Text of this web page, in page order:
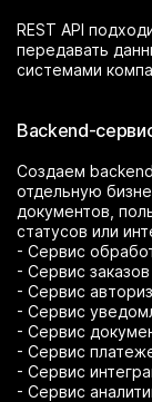
REST API
передавать
системами
Backend-
Создаем
отдельную
документов,
статусов или
- Сервис
- Сервис заказов
- Сервис
- Сервис
- Сервис
- Сервис
- Сервис
- Сервис